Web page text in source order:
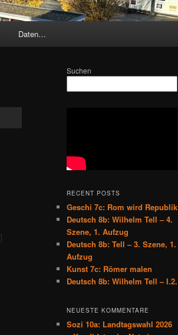
Daten…
Suchen
RECENT POSTS
Geschi 7c: Rom wird Republik
Deutsch 8b: Wilhelm Tell – 4.
Szene, 1. Aufzug
Deutsch 8b: Tell – 3. Szene, 1.
Aufzug
Kunst 7c: Römer malen
Deutsch 8b: Wilhelm Tell – I.2.
NEUESTE KOMMENTARE
Sozi 10a: Landtagswahl 2026